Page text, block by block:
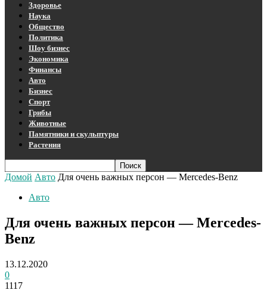
Здоровье
Наука
Общество
Политика
Шоу бизнес
Экономика
Финансы
Авто
Бизнес
Спорт
Грибы
Животные
Памятники и скульптуры
Растения
Домой Авто Для очень важных персон — Mercedes-Benz
Авто
Для очень важных персон — Mercedes-
Benz
13.12.2020
0
1117